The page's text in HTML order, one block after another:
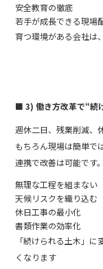
安全教育の徹底
若手が成長できる現場
育つ環境がある会社は
■ 3) 働き方改革で“続
週休二日、残業削減、
もちろん現場は簡単で
連携で改善は可能です。
無理な工程を組まない
天候リスクを織り込む
休日工事の最小化
書類作業の効率化
「続けられる土木」
くなります